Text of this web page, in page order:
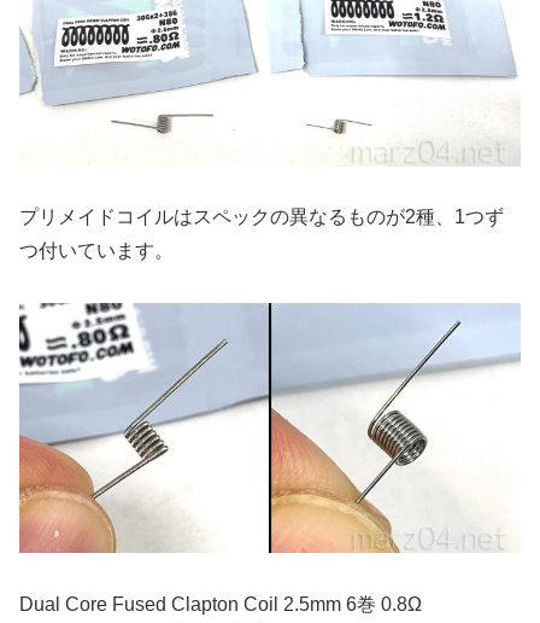
プリメイドコイルはスペックの異なるものが2種、1つず
つ付いています。
Dual Core Fused Clapton Coil 2.5mm 6巻 0.8Ω